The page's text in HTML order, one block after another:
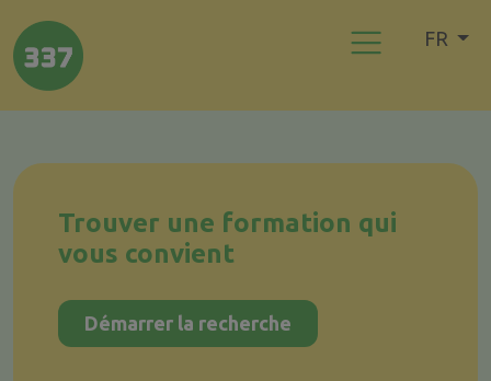
FR
Trouver une formation qui
vous convient
Démarrer la recherche